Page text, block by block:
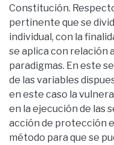
Constitución.
pertinente que se
individual, con la
se aplica con relación
paradigmas. En este
de las variables
en este caso la
en la ejecución de las
acción de protección
método para que se